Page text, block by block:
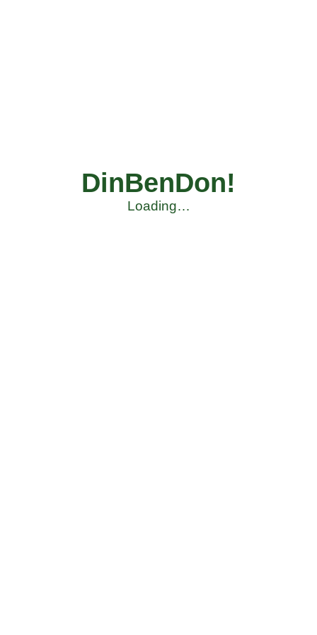
DinBenDon!
Loading…